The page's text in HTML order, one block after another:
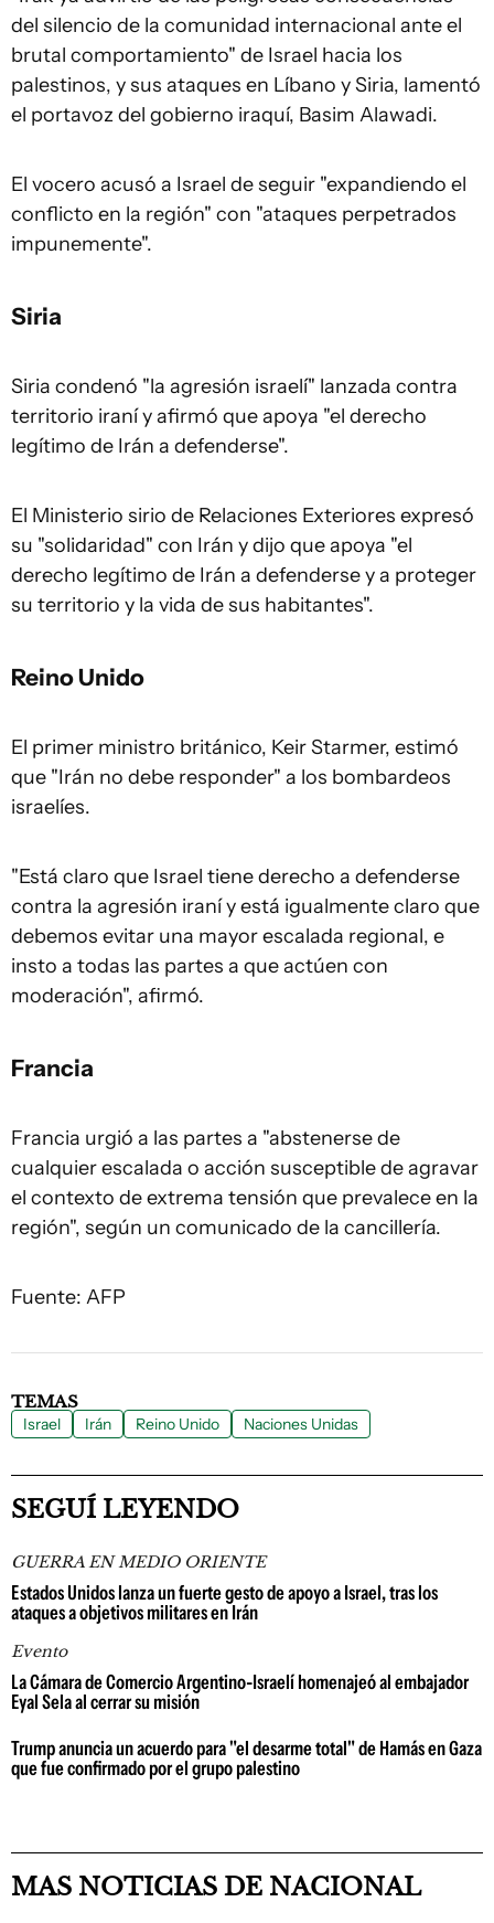
del silencio de la comunidad internacional ante el
brutal comportamiento" de Israel hacia los
palestinos, y sus ataques en Líbano y Siria, lamentó
el portavoz del gobierno iraquí, Basim Alawadi.
El vocero acusó a Israel de seguir "expandiendo el
conflicto en la región" con "ataques perpetrados
impunemente".
Siria
Siria condenó "la agresión israelí" lanzada contra
territorio iraní y afirmó que apoya "el derecho
legítimo de Irán a defenderse".
El Ministerio sirio de Relaciones Exteriores expresó
su "solidaridad" con Irán y dijo que apoya "el
derecho legítimo de Irán a defenderse y a proteger
su territorio y la vida de sus habitantes".
Reino Unido
El primer ministro británico, Keir Starmer, estimó
que "Irán no debe responder" a los bombardeos
israelíes.
"Está claro que Israel tiene derecho a defenderse
contra la agresión iraní y está igualmente claro que
debemos evitar una mayor escalada regional, e
insto a todas las partes a que actúen con
moderación", afirmó.
Francia
Francia urgió a las partes a "abstenerse de
cualquier escalada o acción susceptible de agravar
el contexto de extrema tensión que prevalece en la
región", según un comunicado de la cancillería.
Fuente: AFP
TEMAS
Israel Irán Reino Unido Naciones Unidas
SEGUÍ LEYENDO
GUERRA EN MEDIO ORIENTE
Estados Unidos lanza un fuerte gesto de apoyo a Israel, tras los
ataques a objetivos militares en Irán
Evento
La Cámara de Comercio Argentino-Israelí homenajeó al embajador
Eyal Sela al cerrar su misión
Trump anuncia un acuerdo para "el desarme total" de Hamás en Gaza
que fue confirmado por el grupo palestino
MAS NOTICIAS DE NACIONAL